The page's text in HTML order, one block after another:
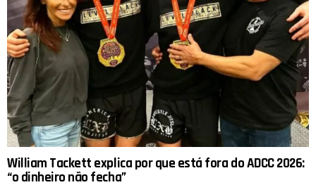
William Tackett explica por que está fora do ADCC 2026:
“o dinheiro não fecha”